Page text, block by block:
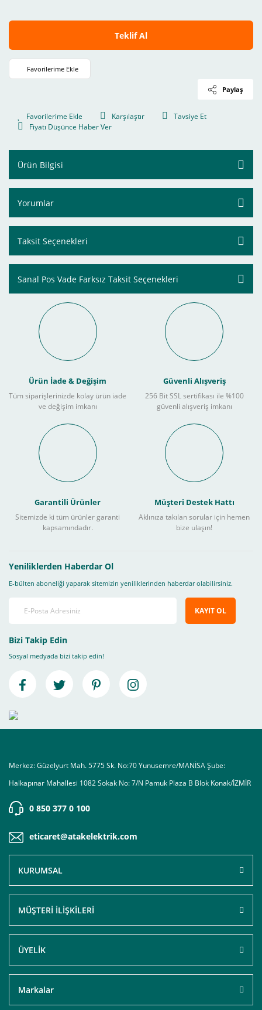
Teklif Al
Paylaş
Karşılaştır
Tavsiye Et
Fiyatı Düşünce Haber Ver
Ürün Bilgisi
Yorumlar
Taksit Seçenekleri
Sanal Pos Vade Farksız Taksit Seçenekleri
Ürün İade & Değişim
Tüm siparişlerinizde kolay ürün iade
ve değişim imkanı
Güvenli Alışveriş
256 Bit SSL sertifikası ile %100
güvenli alışveriş imkanı
Garantili Ürünler
Sitemizde ki tüm ürünler garanti
kapsamındadır.
Müşteri Destek Hattı
Aklınıza takılan sorular için hemen
bize ulaşın!
Yeniliklerden Haberdar Ol
E-bülten aboneliği yaparak sitemizin yeniliklerinden haberdar olabilirsiniz.
KAYIT OL
Bizi Takip Edin
Sosyal medyada bizi takip edin!
Merkez: Güzelyurt Mah. 5775 Sk. No:70 Yunusemre/MANİSA Şube:
Halkapınar Mahallesi 1082 Sokak No: 7/N Pamuk Plaza B Blok Konak/İZMİR
0 850 377 0 100
eticaret@atakelektrik.com
KURUMSAL
MÜŞTERİ İLİŞKİLERİ
ÜYELİK
Markalar